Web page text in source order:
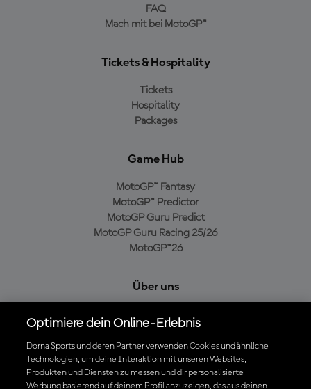
FAQ
Mach mit bei MotoGP™
Tickets & Hospitality
Tickets
Hospitality
Packages
Game Hub
MotoGP™ Fantasy
MotoGP™ Predictor
MotoGP Guru Predict
MotoGP Guru Racing 25/26
MotoGP™26
Über uns
Cookie-Richtlinien
Geschäftsbedingungen
Datenschutzrichtlinien
Kaufrichtlinie
Optimiere dein Online-Erlebnis
Dorna Sports und deren Partner verwenden Cookies und ähnliche
Technologien, um deine Interaktion mit unseren Websites,
Produkten und Diensten zu messen und dir personalisierte
Werbung basierend auf deinem Profil anzuzeigen, das aus deinen